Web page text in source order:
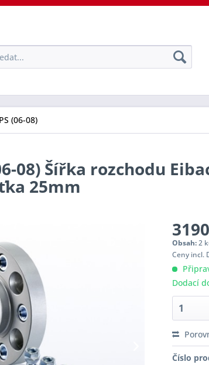
(06-08)
08) Šířka rozchodu
25mm
Obsah:2
Ceny incl.
Dodací
Číslo